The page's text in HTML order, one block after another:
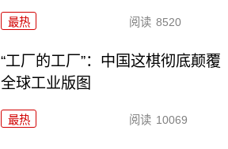
最热 阅读 8520
“工厂的工厂”：中国这棋彻底颠覆
全球工业版图
最热 阅读 10069